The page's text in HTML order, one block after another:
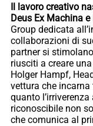
Il lavoro creativo
Deus Ex Machina
Group dedicata
collaborazioni di
partner si
riusciti a creare
Holger Hampf,
vettura che
quanto
riconoscibile non
che comunica al